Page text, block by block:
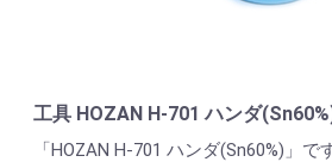
工具 HOZAN H-701 ハンダ
「HOZAN H-701 ハンダ(Sn60%)」